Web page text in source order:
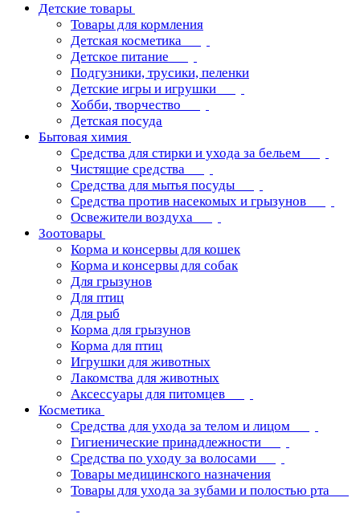
Детские товары
Товары для кормления
Детская косметика
Детское питание
Подгузники, трусики, пеленки
Детские игры и игрушки
Хобби, творчество
Детская посуда
Бытовая химия
Средства для стирки и ухода за бельем
Чистящие средства
Средства для мытья посуды
Средства против насекомых и грызунов
Освежители воздуха
Зоотовары
Корма и консервы для кошек
Корма и консервы для собак
Для грызунов
Для птиц
Для рыб
Корма для грызунов
Корма для птиц
Игрушки для животных
Лакомства для животных
Аксессуары для питомцев
Косметика
Средства для ухода за телом и лицом
Гигиенические принадлежности
Средства по уходу за волосами
Товары медицинского назначения
Товары для ухода за зубами и полостью рта